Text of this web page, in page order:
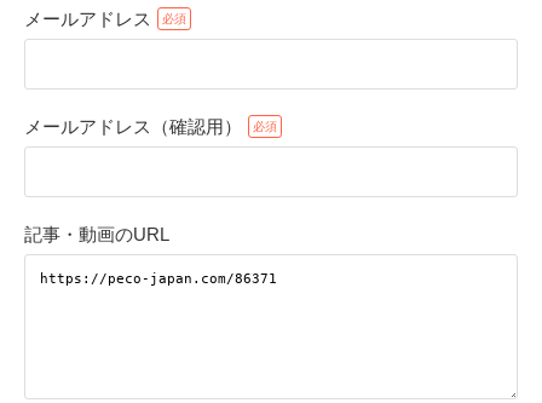
メールアドレス
メールアドレス（確認用）
記事・動画のURL
アプリで開く